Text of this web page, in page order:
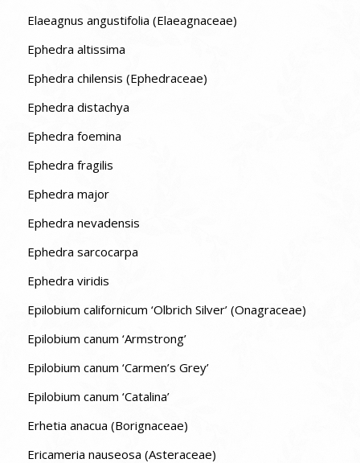
Elaeagnus angustifolia (Elaeagnaceae)
Ephedra altissima
Ephedra chilensis (Ephedraceae)
Ephedra distachya
Ephedra foemina
Ephedra fragilis
Ephedra major
Ephedra nevadensis
Ephedra sarcocarpa
Ephedra viridis
Epilobium californicum ‘Olbrich Silver’ (Onagraceae)
Epilobium canum ‘Armstrong’
Epilobium canum ‘Carmen’s Grey’
Epilobium canum ‘Catalina’
Erhetia anacua (Borignaceae)
Ericameria nauseosa (Asteraceae)